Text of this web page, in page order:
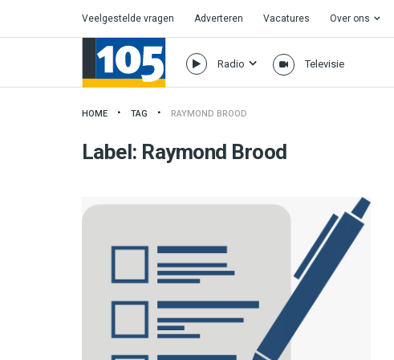
Veelgestelde vragen Adverteren Vacatures Over ons
Radio Televisie
HOME TAG RAYMOND BROOD
Label: Raymond Brood